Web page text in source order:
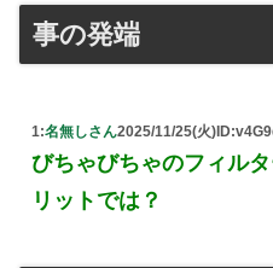
事の発端
1:名無しさん2025/11/25(火)
びちゃびちゃのフィル
リットでは？